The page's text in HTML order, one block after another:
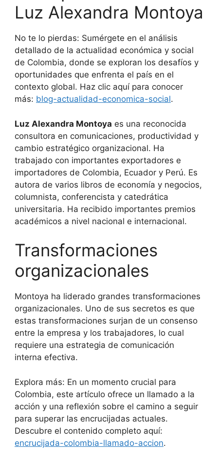
Luz Alexandra Montoya
No te lo pierdas: Sumérgete en el análisis
detallado de la actualidad económica y social
de Colombia, donde se exploran los desafíos y
oportunidades que enfrenta el país en el
contexto global. Haz clic aquí para conocer
más: blog-actualidad-economica-social.
Luz Alexandra Montoya es una reconocida
consultora en comunicaciones, productividad y
cambio estratégico organizacional. Ha
trabajado con importantes exportadores e
importadores de Colombia, Ecuador y Perú. Es
autora de varios libros de economía y negocios,
columnista, conferencista y catedrática
universitaria. Ha recibido importantes premios
académicos a nivel nacional e internacional.
Transformaciones
organizacionales
Montoya ha liderado grandes transformaciones
organizacionales. Uno de sus secretos es que
estas transformaciones surjan de un consenso
entre la empresa y los trabajadores, lo cual
requiere una estrategia de comunicación
interna efectiva.
Explora más: En un momento crucial para
Colombia, este artículo ofrece un llamado a la
acción y una reflexión sobre el camino a seguir
para superar las encrucijadas actuales.
Descubre el contenido completo aquí:
encrucijada-colombia-llamado-accion.